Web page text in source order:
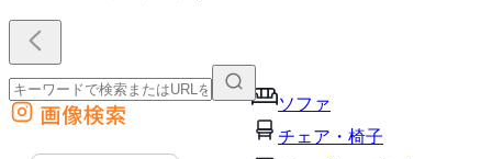
ソファ
チェア・椅子
外部サイトの商品をカートに追加
他のサイトで見つけた商品ページのURLを貼り付けて、カートに追加できます
画像検索